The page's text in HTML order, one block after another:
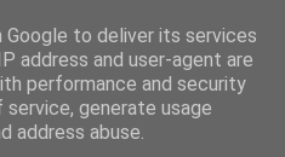
to deliver its services
address and user-agent are
performance and security
generate usage
address abuse.